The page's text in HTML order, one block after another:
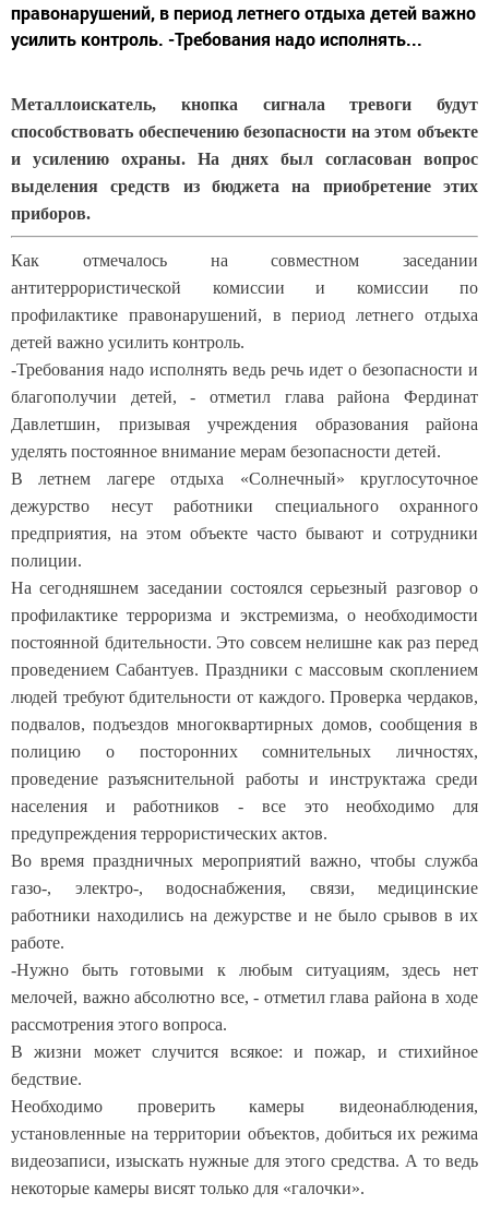
правонарушений, в период летнего отдыха детей важно
усилить контроль. -Требования надо исполнять...
Металлоискатель, кнопка сигнала тревоги будут
способствовать обеспечению безопасности на этом объекте
и усилению охраны. На днях был согласован вопрос
выделения средств из бюджета на приобретение этих
приборов.
Как отмечалось на совместном заседании
антитеррористической комиссии и комиссии по
профилактике правонарушений, в период летнего отдыха
детей важно усилить контроль.
-Требования надо исполнять ведь речь идет о безопасности и
благополучии детей, - отметил глава района Фердинат
Давлетшин, призывая учреждения образования района
уделять постоянное внимание мерам безопасности детей.
В летнем лагере отдыха «Солнечный» круглосуточное
дежурство несут работники специального охранного
предприятия, на этом объекте часто бывают и сотрудники
полиции.
На сегодняшнем заседании состоялся серьезный разговор о
профилактике терроризма и экстремизма, о необходимости
постоянной бдительности. Это совсем нелишне как раз перед
проведением Сабантуев. Праздники с массовым скоплением
людей требуют бдительности от каждого. Проверка чердаков,
подвалов, подъездов многоквартирных домов, сообщения в
полицию о посторонних сомнительных личностях,
проведение разъяснительной работы и инструктажа среди
населения и работников - все это необходимо для
предупреждения террористических актов.
Во время праздничных мероприятий важно, чтобы служба
газо-, электро-, водоснабжения, связи, медицинские
работники находились на дежурстве и не было срывов в их
работе.
-Нужно быть готовыми к любым ситуациям, здесь нет
мелочей, важно абсолютно все, - отметил глава района в ходе
рассмотрения этого вопроса.
В жизни может случится всякое: и пожар, и стихийное
бедствие.
Необходимо проверить камеры видеонаблюдения,
установленные на территории объектов, добиться их режима
видеозаписи, изыскать нужные для этого средства. А то ведь
некоторые камеры висят только для «галочки».